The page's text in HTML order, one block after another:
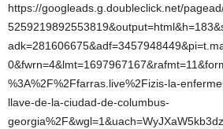
https://googleads.g.doubleclick.net/
%3A%2F%2Ffarras.live%2Fizis-la-
llave-de-la-ciudad-de-columbus-